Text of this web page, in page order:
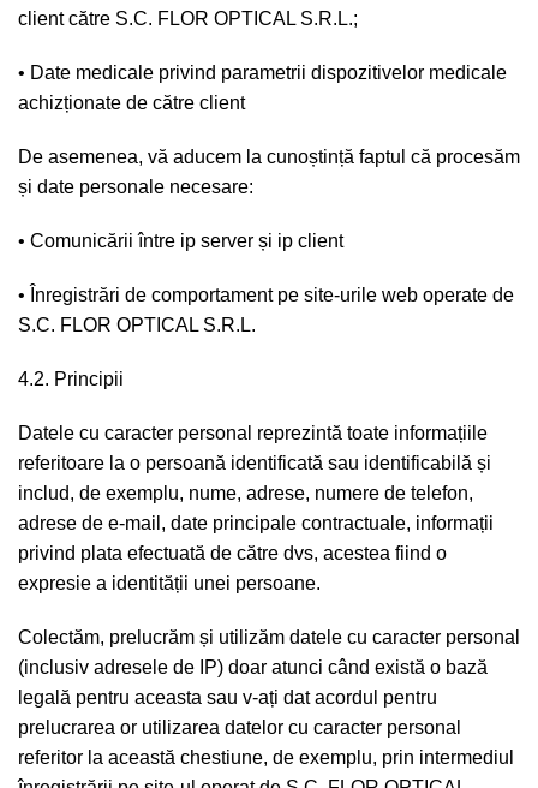
client către S.C. FLOR OPTICAL S.R.L.;
• Date medicale privind parametrii dispozitivelor medicale
achizționate de către client
De asemenea, vă aducem la cunoștință faptul că procesăm
și date personale necesare:
• Comunicării între ip server și ip client
• Înregistrări de comportament pe site-urile web operate de
S.C. FLOR OPTICAL S.R.L.
4.2. Principii
Datele cu caracter personal reprezintă toate informațiile
referitoare la o persoană identificată sau identificabilă și
includ, de exemplu, nume, adrese, numere de telefon,
adrese de e-mail, date principale contractuale, informații
privind plata efectuată de către dvs, acestea fiind o
expresie a identității unei persoane.
Colectăm, prelucrăm și utilizăm datele cu caracter personal
(inclusiv adresele de IP) doar atunci când există o bază
legală pentru aceasta sau v-ați dat acordul pentru
prelucrarea or utilizarea datelor cu caracter personal
referitor la această chestiune, de exemplu, prin intermediul